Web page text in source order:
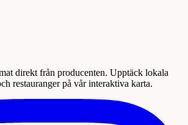
direkt från producenten. Upptäck lokala
restauranger på vår interaktiva karta.